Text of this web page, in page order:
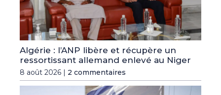
Algérie : l’ANP libère et récupère un
ressortissant allemand enlevé au Niger
8 août 2026 | 2 commentaires